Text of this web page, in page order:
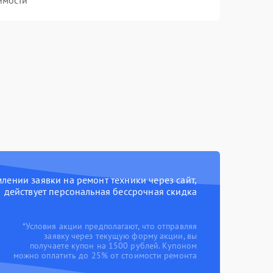
заявки на ремонт техники через сайт,
действует персональная бессрочная скидка
*Условия акции предполагают, что отправляя
заявку через текущую форму акции, вы
получаете купон на 1500 рублей. Купоном
можно оплатить до 25% от стоимости ремонта